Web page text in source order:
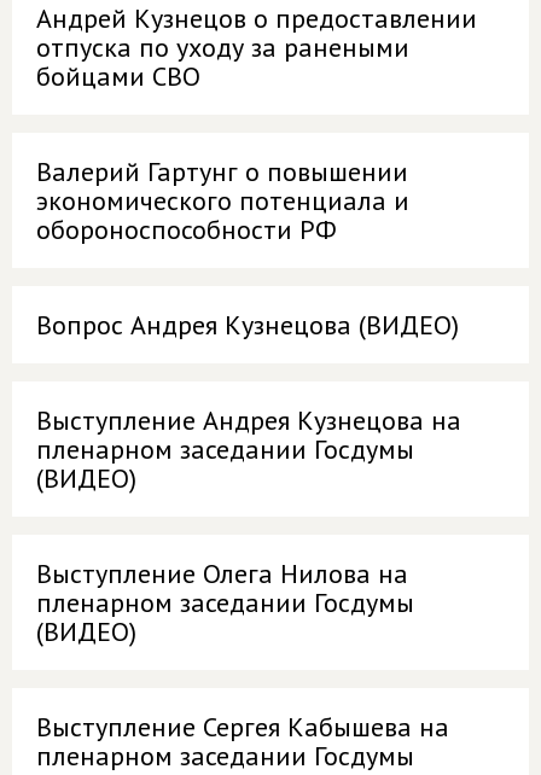
Андрей Кузнецов о предоставлении
отпуска по уходу за ранеными
бойцами СВО
Валерий Гартунг о повышении
экономического потенциала и
обороноспособности РФ
Вопрос Андрея Кузнецова (ВИДЕО)
Выступление Андрея Кузнецова на
пленарном заседании Госдумы
(ВИДЕО)
Выступление Олега Нилова на
пленарном заседании Госдумы
(ВИДЕО)
Выступление Сергея Кабышева на
пленарном заседании Госдумы